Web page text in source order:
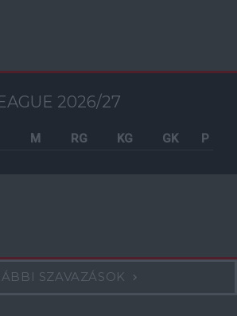
2026/27
M RG KG GK P
SZAVAZÁSOK